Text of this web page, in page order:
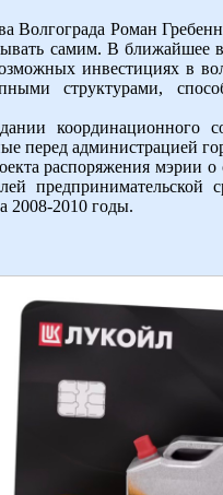
Волгограда Роман
самим. В ближайшее
инвестициях в
структурами,
координационного
перед администрацией
распоряжения мэрии
2008-2010 годы.